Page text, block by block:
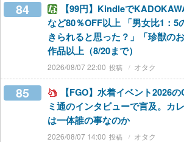
84
【99円】Kindleで
など80％OFF以上 「男女比1：5
きられると思った？」「珍獣の
作品以上（8/20まで）
2026/08/07 22:00 オタク
85
【FGO】水着イベント2026
ミ通のインタビューで言及。カ
は一体誰の事なのか
2026/08/07 14:00 オタク